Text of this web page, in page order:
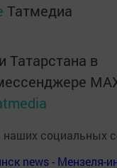
Татмедиа
Татарстана в
наших социальных
news - Мензеля-